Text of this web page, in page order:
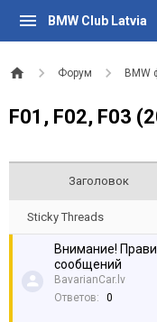
BMW Club Latvia
Форум BMW
F01, F02, F03
Заголовок
Sticky Threads
Внимание!
сообщений
BavarianCar.lv
Ответов:
0